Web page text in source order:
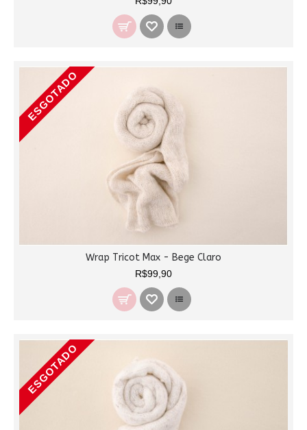
ESGOTADO
Wrap Tricot Max - Bege Claro
R$99,90
ESGOTADO